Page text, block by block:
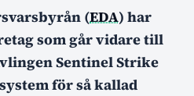
(EDA) har
som går vidare till
Sentinel Strike
för så kallad